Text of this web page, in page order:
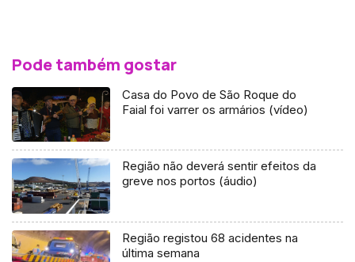
Pode também gostar
Casa do Povo de São Roque do
Faial foi varrer os armários (vídeo)
Região não deverá sentir efeitos da
greve nos portos (áudio)
Região registou 68 acidentes na
última semana